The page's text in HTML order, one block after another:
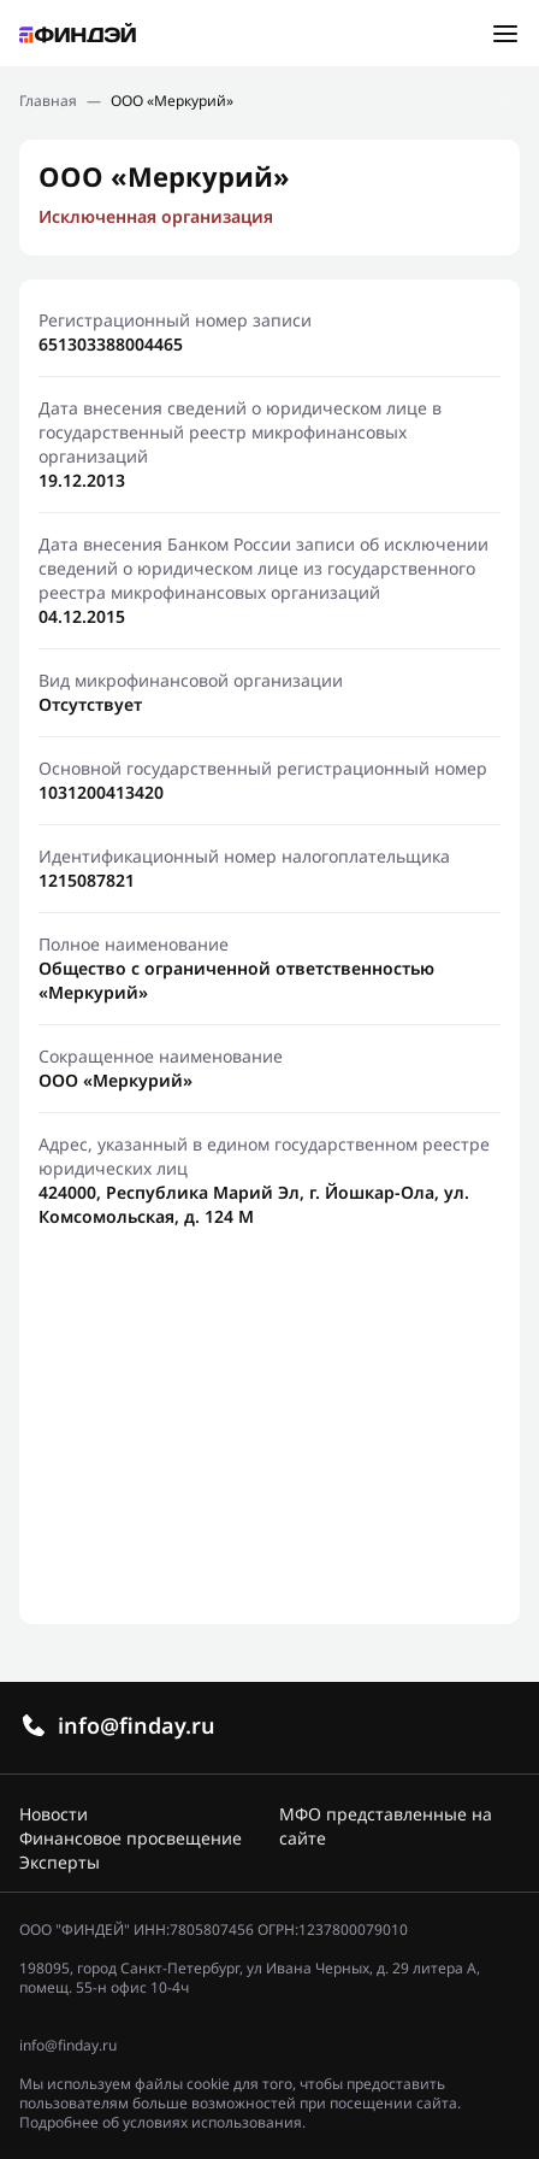
Подбор займа
Новости
Финансовое просвещение
Главная — ООО «Меркурий»
ООО «Меркурий»
Исключенная организация
Регистрационный номер записи
651303388004465
Дата внесения сведений о юридическом лице в
государственный реестр микрофинансовых
организаций
19.12.2013
Дата внесения Банком России записи об исключении
сведений о юридическом лице из государственного
реестра микрофинансовых организаций
04.12.2015
Вид микрофинансовой организации
Отсутствует
Основной государственный регистрационный номер
1031200413420
Идентификационный номер налогоплательщика
1215087821
Полное наименование
Общество с ограниченной ответственностью
«Меркурий»
Сокращенное наименование
ООО «Меркурий»
Адрес, указанный в едином государственном реестре
юридических лиц
424000, Республика Марий Эл, г. Йошкар-Ола, ул.
Комсомольская, д. 124 М
info@finday.ru
Новости
Финансовое просвещение
Эксперты
МФО представленные на
сайте
ООО "ФИНДЕЙ" ИНН:7805807456 ОГРН:1237800079010
198095, город Санкт-Петербург, ул Ивана Черных, д. 29 литера А,
помещ. 55-н офис 10-4ч
info@finday.ru
Мы используем файлы cookie для того, чтобы предоставить
пользователям больше возможностей при посещении сайта.
Подробнее об условиях использования.
Ошибка:Контактная форма не найдена.
Спасибо, что написали нам
Мы свяжемся с Вами в ближайшее время и сообщим
результат
Отправить новый запрос